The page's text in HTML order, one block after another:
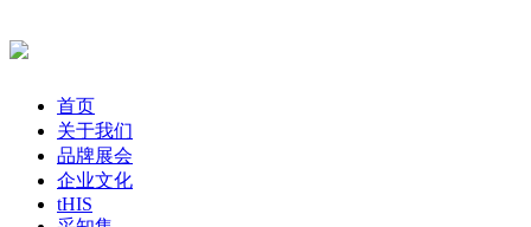
首页
关于我们
品牌展会
企业文化
tHIS